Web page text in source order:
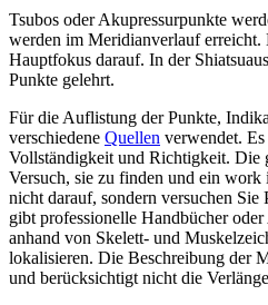
Tsubos oder Akupressurpunkte
werden im Meridianverlauf erreicht.
Hauptfokus darauf. In der
Punkte gelehrt.
Für die Auflistung der Punkte,
verschiedene Quellen verwendet.
Vollständigkeit und Richtigkeit. Die
Versuch, sie zu finden und ein work
nicht darauf, sondern versuchen Sie
gibt professionelle Handbücher
anhand von Skelett- und
lokalisieren. Die Beschreibung der
und berücksichtigt nicht die